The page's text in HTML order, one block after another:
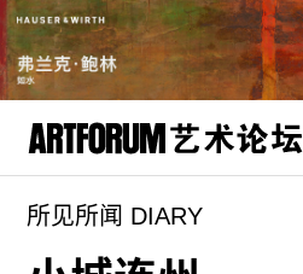
artguide
新闻
所见所闻 DIARY